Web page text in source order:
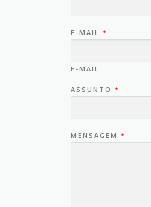
E-MAIL *
E-MAIL
ASSUNTO *
MENSAGEM *